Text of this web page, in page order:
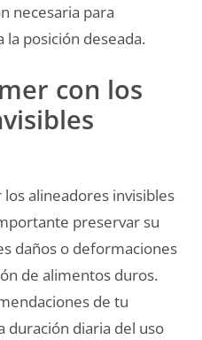
necesaria para
posición deseada.
con los
alineadores invisibles
preservar su
daños o deformaciones
de alimentos duros.
de tu
duración diaria del uso